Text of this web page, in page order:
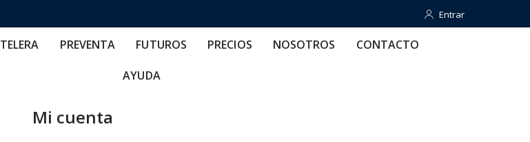
Entrar
Entrar
PREVENTA FUTUROS PRECIOS NOSOTROS CONTACTO
AYUDA
Mi cuenta